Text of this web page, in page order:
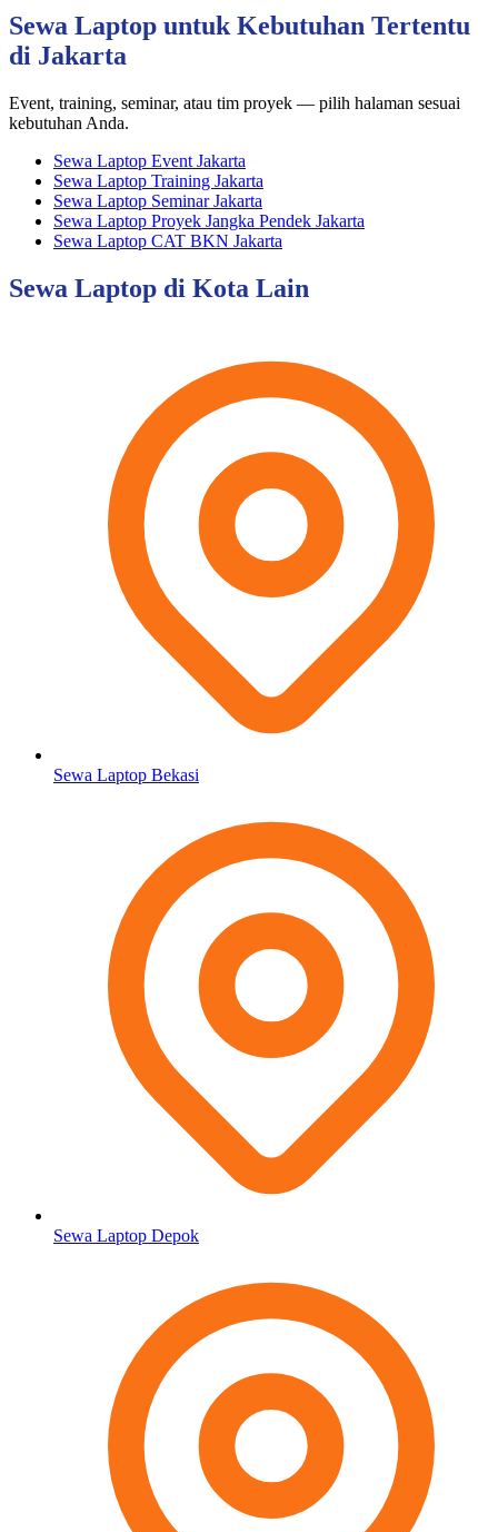
Sewa Laptop untuk Kebutuhan Tertentu
di Jakarta
Event, training, seminar, atau tim proyek — pilih halaman sesuai
kebutuhan Anda.
Sewa Laptop Event Jakarta
Sewa Laptop Training Jakarta
Sewa Laptop Seminar Jakarta
Sewa Laptop Proyek Jangka Pendek Jakarta
Sewa Laptop CAT BKN Jakarta
Sewa Laptop di Kota Lain
Sewa Laptop Bekasi
Sewa Laptop Depok